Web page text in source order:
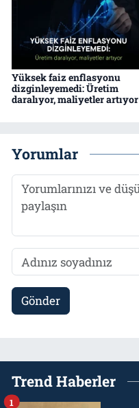
Yüksek faiz enflasyonu
dizginleyemedi: Üretim
daralıyor, maliyetler artıyor
Yorumlar
Gönder
Trend Haberler
1